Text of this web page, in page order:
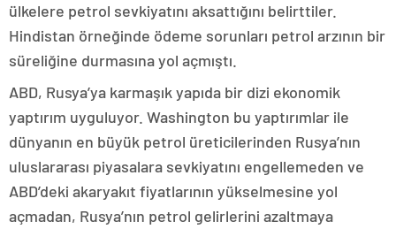
ülkelere petrol sevkiyatını aksattığını belirttiler.
Hindistan örneğinde ödeme sorunları petrol arzının bir
süreliğine durmasına yol açmıştı.
ABD, Rusya’ya karmaşık yapıda bir dizi ekonomik
yaptırım uyguluyor. Washington bu yaptırımlar ile
dünyanın en büyük petrol üreticilerinden Rusya’nın
uluslararası piyasalara sevkiyatını engellemeden ve
ABD’deki akaryakıt fiyatlarının yükselmesine yol
açmadan, Rusya’nın petrol gelirlerini azaltmaya